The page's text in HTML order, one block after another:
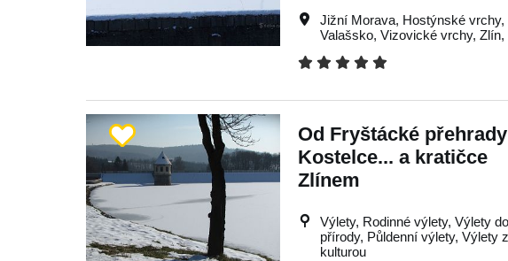
Jižní Morava, Hostýnské vrchy,
Valašsko,Vizovické vrchy,Zlín,
Od Fryštácké
Kostelce... a kratičce
Zlínem
Výlety, Rodinné výlety, Výlety do
přírody, Půldenní výlety, Výlety
kulturou